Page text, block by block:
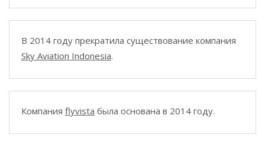
В 2014 году прекратила существование компания
Sky Aviation Indonesia.
Компания flyvista была основана в 2014 году.